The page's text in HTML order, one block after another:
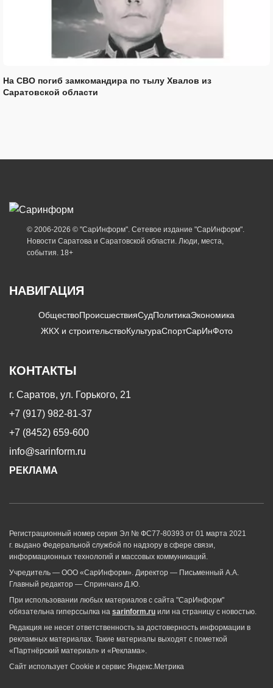
На СВО погиб замкомандира по тылу Хвалов из
Саратовской области
© 2006-2026 © "СарИнформ". Сетевое издание "СарИнформ".
Новости Саратова и Саратовской области. Люди, места,
события. 18+
НАВИГАЦИЯ
ОбществоПроисшествияСудПолитикаЭкономика
ЖКХ и строительствоКультураСпортСарИнФото
КОНТАКТЫ
г. Саратов, ул. Горького, 21
+7 (917) 982-81-37
+7 (8452) 659-600
info@sarinform.ru
РЕКЛАМА
Регистрационный номер серия Эл № ФС77-80393 от 01 марта 2021
г. выдано Федеральной службой по надзору в сфере связи,
информационных технологий и массовых коммуникаций.
Учредитель — ООО «СарИнформ». Директор — Письменный А.А.
Главный редактор — Спринчанэ Д.Ю.
При использовании любых материалов с сайта "СарИнформ"
обязательна гиперссылка на sarinform.ru или на страницу с новостью.
Редакция не несет ответственность за достоверность информации в
рекламных материалах. Такие материалы выходят с пометкой
«Партнёрский материал» и «Реклама».
Сайт использует Cookie и сервиc Яндекс.Метрика